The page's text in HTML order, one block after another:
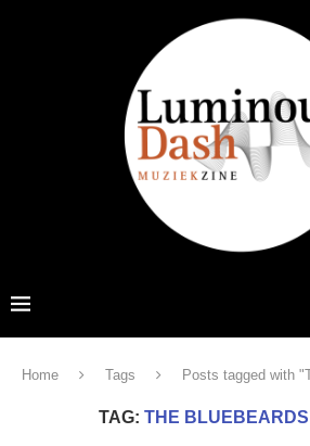
Home Tags Posts tagged with
TAG: THE